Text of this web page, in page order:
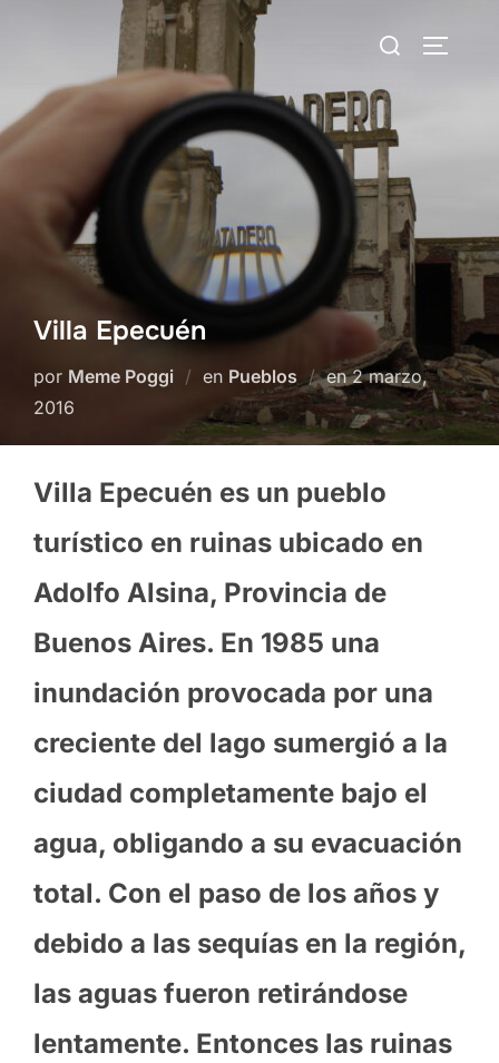
Buscar:
Villa Epecuén
por Meme Poggi en Pueblos enPublicado
el
2 marzo,
2016
Villa Epecuén es un pueblo
turístico en ruinas ubicado en
Adolfo Alsina, Provincia de
Buenos Aires. En 1985 una
inundación provocada por una
creciente del lago sumergió a la
ciudad completamente bajo el
agua, obligando a su evacuación
total. Con el paso de los años y
debido a las sequías en la región,
las aguas fueron retirándose
lentamente. Entonces las ruinas